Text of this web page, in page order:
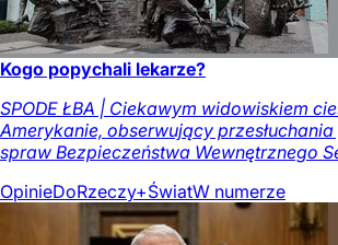
Kogo popychali lekarze?
SPODE ŁBA | Ciekawym widowiskiem
Amerykanie, obserwujący
spraw Bezpieczeństwa Wewnętrznego
OpinieDoRzeczy+ŚwiatW numerze